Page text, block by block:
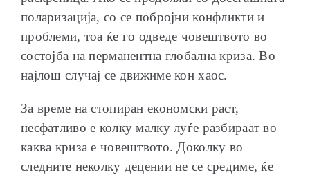
поларизација, со се побројни конфликти и
проблеми, тоа ќе го одведе човештвото во
состојба на перманентна глобална криза. Во
најлош случај се движиме кон хаос.
За време на стопиран економски раст,
несфатливо е колку малку луѓе разбираат во
каква криза е човештвото. Доколку во
следните неколку децении не се средиме, ќе